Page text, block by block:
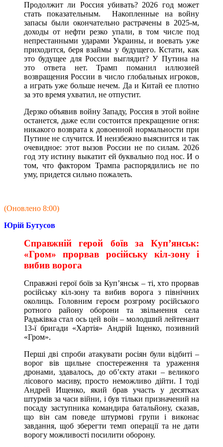
Продолжит ли Россия убивать? 2026 год может
стать показательным. Накопленные на войну
запасы были окончательно растрачены в 2025-м,
доходы от нефти резко упали, в том числе под
непрестанными ударами Украины, и воевать уже
приходится, беря взаймы у будущего. Кстати, как
это будущее для России выглядит? У Путина на
это ответа нет. Трамп поманил иллюзией
возвращения России в число глобальных игроков,
а играть уже больше нечем. Да и Китай ее плотно
за это время ухватил, не отпустит.
Дерзко объявив войну Западу, Россия в этой войне
останется, даже если состоится прекращение огня:
никакого возврата к довоенной нормальности при
Путине не случится. И неизбежно выяснится и так
очевидное: этот вызов России не по силам. 2026
год эту истину выкатит ей буквально под нос. И о
том, что фактором Трампа распорядились не по
уму, придется сильно пожалеть.
(Оновлено 8:00)
Юрій Бутусов
Справжній герой боїв за Куп’янськ:
«Гром» прорвав російську кіл-зону і
вибив ворога
Справжні герої боїв за Куп’янськ – ті, хто прорвав
російську кіл-зону та вибив ворога з північних
околиць. Головним героєм розгрому російського
ротного району оборони та звільнення села
Радьківка стал ось цей воїн – молодший лейтенант
13-ї бригади «Хартія» Андрій Іщенко, позивний
«Гром».
Перші дві спроби атакувати росіян були відбиті –
ворог вів щильне спостереження та ураження
дронами, здавалось, до об’єкту атаки – великого
лісового масиву, просто неможливо дійти. І тоді
Андрей Ищенко, який брав участь у десятках
штурмів за часи війни, і був тільки призначений на
посаду заступника командира батальйону, сказав,
що він сам поведе штурмові групи і виконає
завдання, щоб зберегти темп операції та не дати
ворогу можливості посилити оборону.